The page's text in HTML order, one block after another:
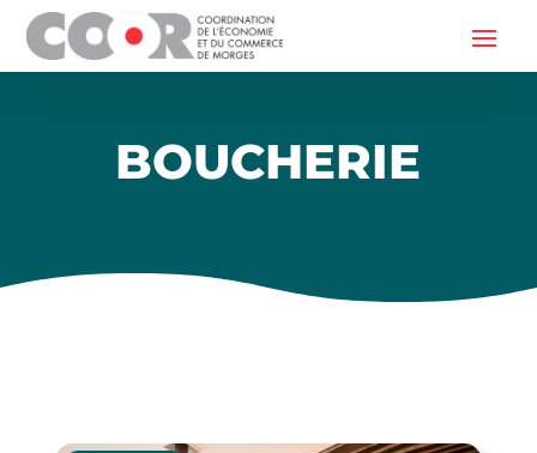
BOUCHERIE